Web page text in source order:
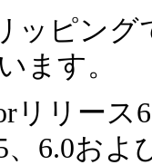
ッピン
ます。
リリー
、6.0お